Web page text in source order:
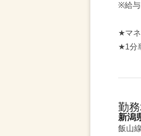
※給与
★マネ
★1分
勤
新潟
飯山